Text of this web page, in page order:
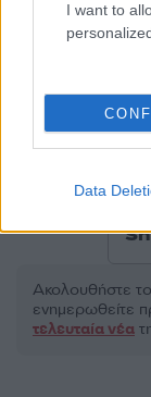
I want to
Data
Πολιτική
Ακολουθήστε
ενημερωθείτε
τελευταία νέα